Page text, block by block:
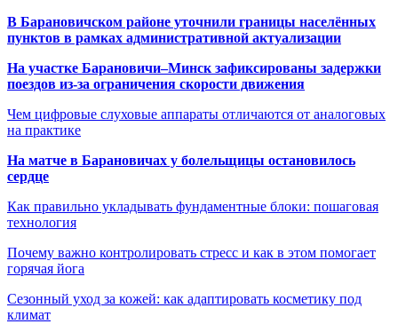
В Барановичском районе уточнили границы населённых
пунктов в рамках административной актуализации
На участке Барановичи–Минск зафиксированы задержки
поездов из-за ограничения скорости движения
Чем цифровые слуховые аппараты отличаются от аналоговых
на практике
На матче в Барановичах у болельщицы остановилось
сердце
Как правильно укладывать фундаментные блоки: пошаговая
технология
Почему важно контролировать стресс и как в этом помогает
горячая йога
Сезонный уход за кожей: как адаптировать косметику под
климат